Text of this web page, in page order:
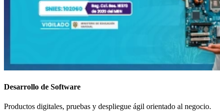
Desarrollo de Software
Productos digitales, pruebas y despliegue ágil orientado al negocio.